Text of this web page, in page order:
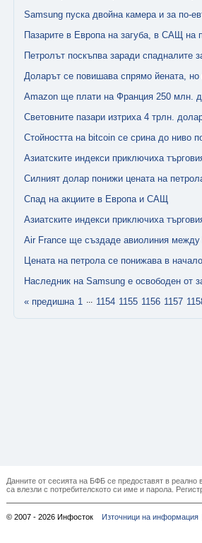
Samsung пуска двойна камера и за по-
Пазарите в Европа на загуба, в САЩ на
Петролът поскъпва заради спадналите
Доларът се повишава спрямо йената, но
Amazon ще плати на Франция 250 млн.
Световните пазари изтриха 4 трлн.
Стойността на bitcoin се срина до ниво
Азиатските индекси приключиха
Силният долар пoнижи цeната на
Спад на акциите в Европа и САЩ
Азиатските индекси приключиха
Air France ще създаде авиолиния между
Цeната нa пeтpoлa ce пoнижaвa в
Наследник на Samsung е освободен от
« предишна 1 ... 1154 1155 1156 1157
Данните от сесията на БФБ се предоставят в
са влезли с потребителското си име и парола.
© 2007 - 2026 Инфосток Източници на информация